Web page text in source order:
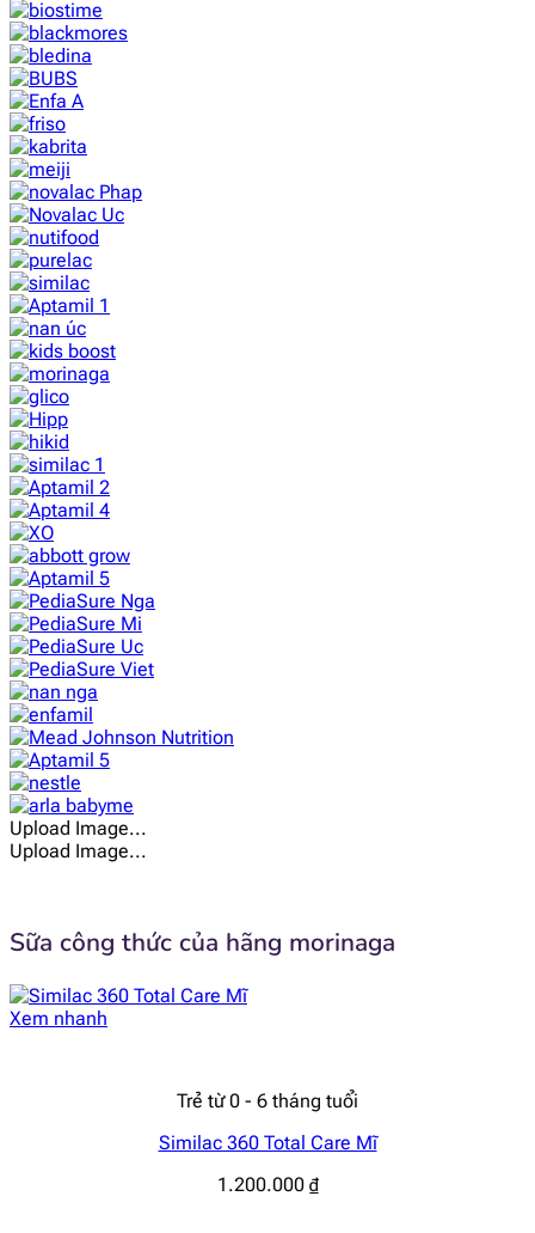
Upload Image...
Upload Image...
Sữa công thức của hãng morinaga
Xem nhanh
Trẻ từ 0 - 6 tháng tuổi
Similac 360 Total Care Mĩ
1.200.000 ₫